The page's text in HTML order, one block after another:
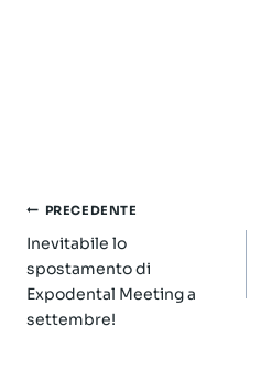
Navigazione
articoli
PRECEDENTE
Inevitabile lo
spostamento di
Expodental Meeting a
settembre!